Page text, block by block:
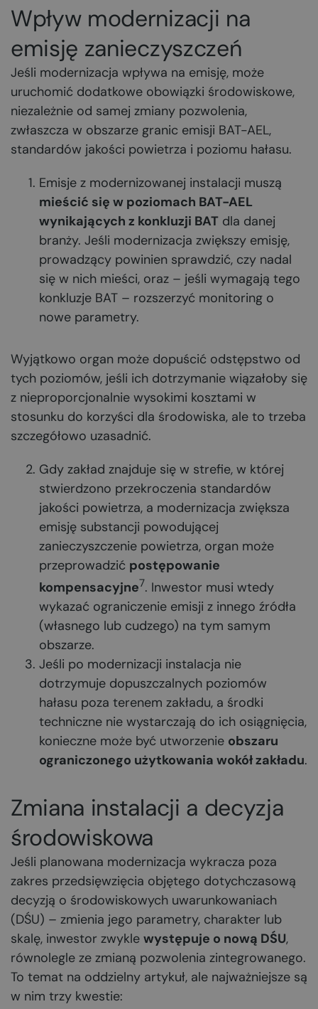
Wpływ modernizacji na
emisję zanieczyszczeń
Jeśli modernizacja wpływa na emisję, może
uruchomić dodatkowe obowiązki środowiskowe,
niezależnie od samej zmiany pozwolenia,
zwłaszcza w obszarze granic emisji BAT-AEL,
standardów jakości powietrza i poziomu hałasu.
Emisje z modernizowanej instalacji muszą
mieścić się w poziomach BAT-AEL
wynikających z konkluzji BAT dla danej
branży. Jeśli modernizacja zwiększy emisję,
prowadzący powinien sprawdzić, czy nadal
się w nich mieści, oraz – jeśli wymagają tego
konkluzje BAT – rozszerzyć monitoring o
nowe parametry.
Wyjątkowo organ może dopuścić odstępstwo od
tych poziomów, jeśli ich dotrzymanie wiązałoby się
z nieproporcjonalnie wysokimi kosztami w
stosunku do korzyści dla środowiska, ale to trzeba
szczegółowo uzasadnić.
Gdy zakład znajduje się w strefie, w której
stwierdzono przekroczenia standardów
jakości powietrza, a modernizacja zwiększa
emisję substancji powodującej
zanieczyszczenie powietrza, organ może
przeprowadzić postępowanie
kompensacyjne7. Inwestor musi wtedy
wykazać ograniczenie emisji z innego źródła
(własnego lub cudzego) na tym samym
obszarze.
Jeśli po modernizacji instalacja nie
dotrzymuje dopuszczalnych poziomów
hałasu poza terenem zakładu, a środki
techniczne nie wystarczają do ich osiągnięcia,
konieczne może być utworzenie obszaru
ograniczonego użytkowania wokół zakładu.
Zmiana instalacji a decyzja
środowiskowa
Jeśli planowana modernizacja wykracza poza
zakres przedsięwzięcia objętego dotychczasową
decyzją o środowiskowych uwarunkowaniach
(DŚU) – zmienia jego parametry, charakter lub
skalę, inwestor zwykle występuje o nową DŚU,
równolegle ze zmianą pozwolenia zintegrowanego.
To temat na oddzielny artykuł, ale najważniejsze są
w nim trzy kwestie: